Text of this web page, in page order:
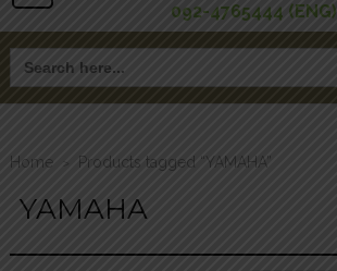
092-4765444 (ENG)
for:
Home > Products tagged “YAMAHA”
YAMAHA